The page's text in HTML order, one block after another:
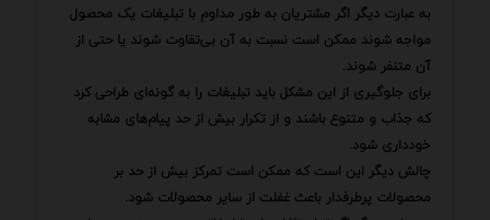
به عبارت دیگر اگر مشتریان به طور مداوم با تبلیغات یک محصول
مواجه شوند ممکن است نسبت به آن بی‌تفاوت شوند یا حتی از
آن متنفر شوند.
برای جلوگیری از این مشکل باید تبلیغات را به گونه‌ای طراحی کرد
که جذاب و متنوع باشند و از تکرار بیش از حد پیام‌های مشابه
خودداری شود.
چالش دیگر این است که ممکن است تمرکز بیش از حد بر
محصولات پرطرفدار باعث غفلت از سایر محصولات شود.